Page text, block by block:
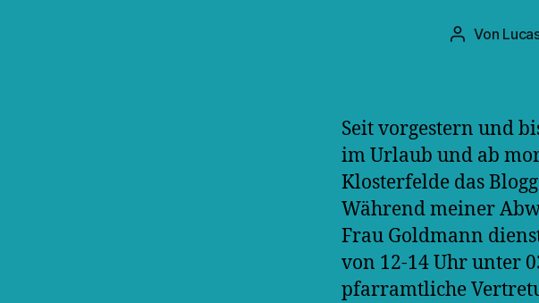
Von
Seit vorgestern und
im Urlaub und ab
Klosterfelde das
Während meiner
Frau Goldmann
von 12-14 Uhr unter
pfarramtliche